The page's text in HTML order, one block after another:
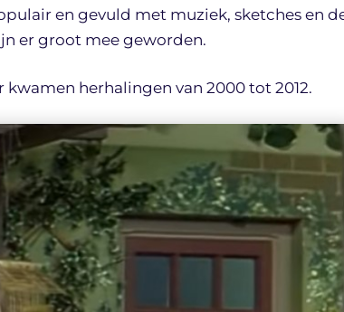
en gevuld met muziek, sketches en
er groot mee geworden.
kwamen herhalingen van 2000 tot 2012.